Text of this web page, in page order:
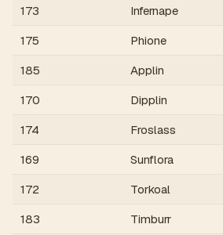
173
Infernape
175
Phione
185
Applin
170
Dipplin
174
Froslass
169
Sunflora
172
Torkoal
183
Timburr